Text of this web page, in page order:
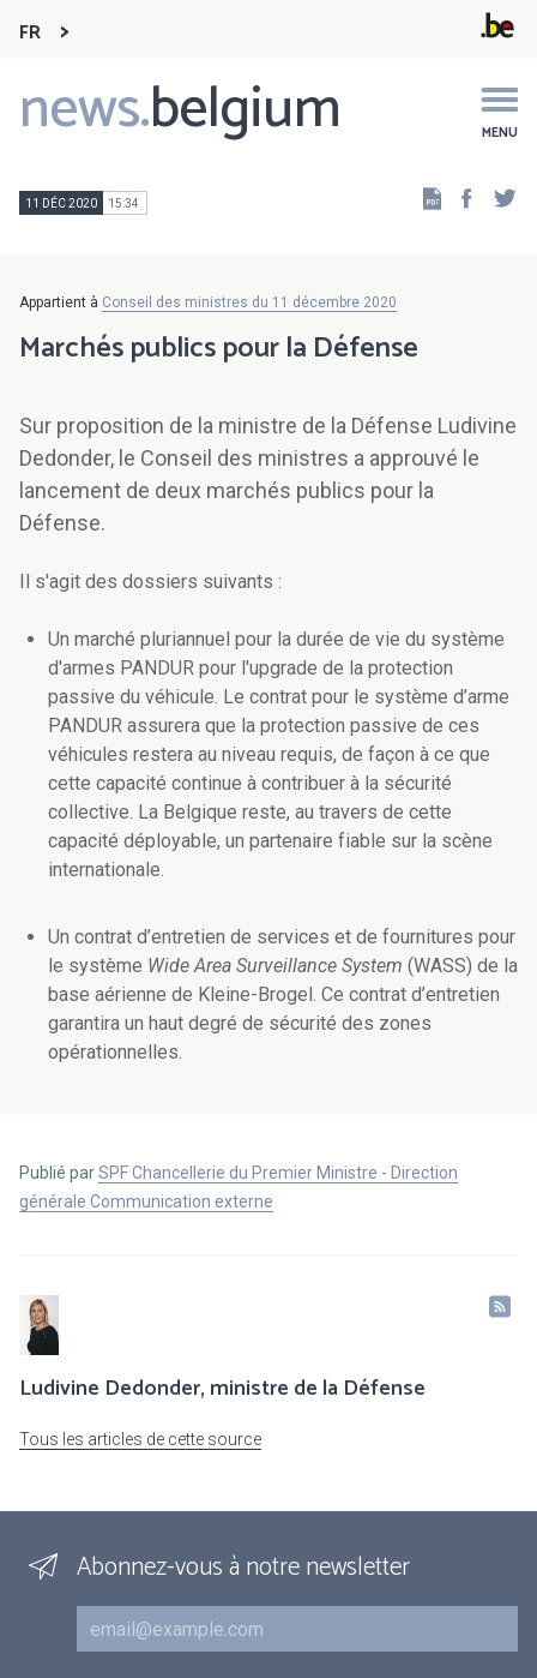
FR
news.belgium MENU
Main
navigation
11 DÉC 2020 15:34
Appartient à Conseil des ministres du 11 décembre 2020
Marchés publics pour la Défense
Sur proposition de la ministre de la Défense Ludivine
Dedonder, le Conseil des ministres a approuvé le
lancement de deux marchés publics pour la
Défense.
Il s'agit des dossiers suivants :
Un marché pluriannuel pour la durée de vie du système
d'armes PANDUR pour l'upgrade de la protection
passive du véhicule. Le contrat pour le système d’arme
PANDUR assurera que la protection passive de ces
véhicules restera au niveau requis, de façon à ce que
cette capacité continue à contribuer à la sécurité
collective. La Belgique reste, au travers de cette
capacité déployable, un partenaire fiable sur la scène
internationale.
Un contrat d’entretien de services et de fournitures pour
le système Wide Area Surveillance System (WASS) de la
base aérienne de Kleine-Brogel. Ce contrat d’entretien
garantira un haut degré de sécurité des zones
opérationnelles.
Publié parSPF Chancellerie du Premier Ministre - Direction
générale Communication externe
Ludivine Dedonder, ministre de la Défense
Tous les articles de cette source
Abonnez-vous à notre newsletter
Courriel